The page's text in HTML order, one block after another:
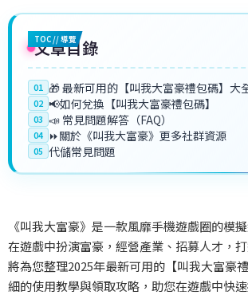
TOC // 導覽
文章目錄
01 🎁 最新可用的【叫我大富豪禮包碼】大
02 📢如何兌換【叫我大富豪禮包碼】
03 📣 常見問題解答（FAQ）
04 ⏩關於《叫我大富豪》更多社群資源
05 代儲常見問題
《叫我大富豪》是一款風靡手機遊戲圈的模
在遊戲中扮演富豪，經營產業、招募人才，
將為您整理2025年最新可用的【叫我大富豪
細的使用教學與領取攻略，助您在遊戲中快速